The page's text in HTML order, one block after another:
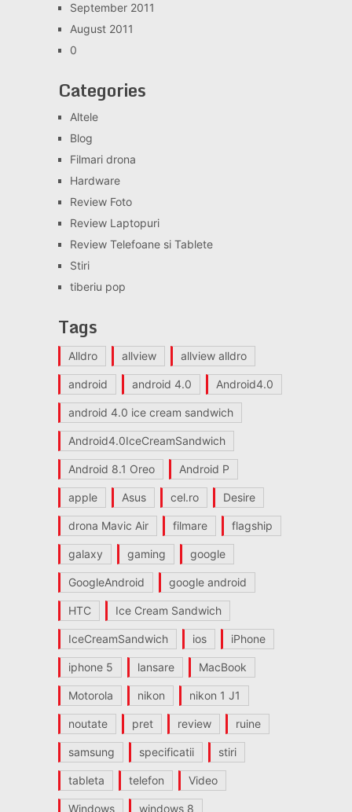
September 2011
August 2011
0
Categories
Altele
Blog
Filmari drona
Hardware
Review Foto
Review Laptopuri
Review Telefoane si Tablete
Stiri
tiberiu pop
Tags
Alldro allview allview alldro
android android 4.0 Android4.0
android 4.0 ice cream sandwich
Android4.0IceCreamSandwich
Android 8.1 Oreo Android P
apple Asus cel.ro Desire
drona Mavic Air filmare flagship
galaxy gaming google
GoogleAndroid google android
HTC Ice Cream Sandwich
IceCreamSandwich ios iPhone
iphone 5 lansare MacBook
Motorola nikon nikon 1 J1
noutate pret review ruine
samsung specificatii stiri
tableta telefon Video
Windows windows 8